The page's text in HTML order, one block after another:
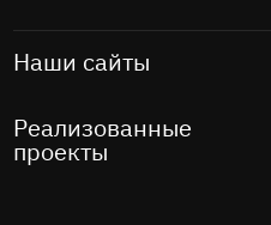
Наши сайты
Реализованные
проекты